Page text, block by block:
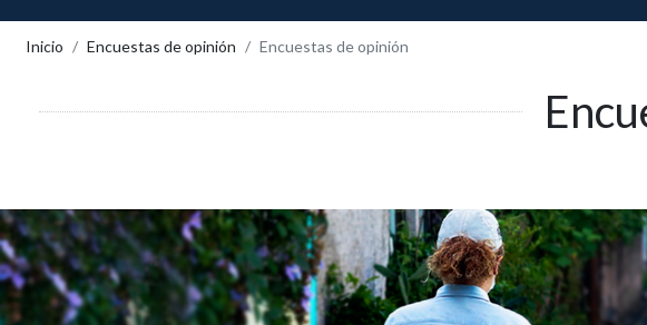
Inicio Encuestas de opinión Encuestas de opinión